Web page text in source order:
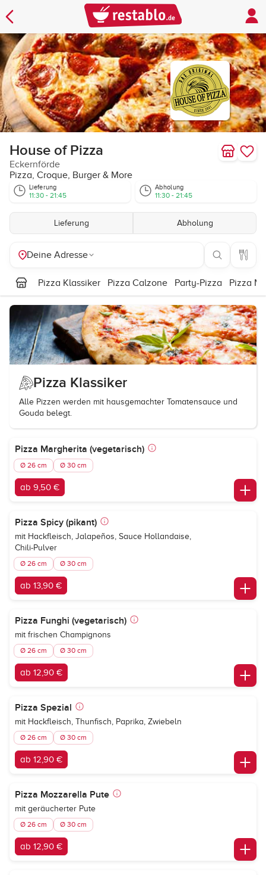
House of Pizza
Eckernförde
Pizza, Croque, Burger & More
Lieferung
11:30 - 21:45
Abholung
11:30 - 21:45
Lieferung Abholung
Deine Adresse
Pizza Klassiker Pizza Calzone Party-Pizza Pizza
Pizza Klassiker
Alle Pizzen werden mit hausgemachter Tomatensauce und
Gouda belegt.
Pizza Margherita (vegetarisch)
Ø 26 cm Ø 30 cm
ab 9,50 €
Pizza Spicy (pikant)
mit Hackfleisch, Jalapeños, Sauce Hollandaise,
Chili-Pulver
Ø 26 cm Ø 30 cm
ab 13,90 €
Pizza Funghi (vegetarisch)
mit frischen Champignons
Ø 26 cm Ø 30 cm
ab 12,90 €
Pizza Spezial
mit Hackfleisch, Thunfisch, Paprika, Zwiebeln
Ø 26 cm Ø 30 cm
ab 12,90 €
Pizza Mozzarella Pute
mit geräucherter Pute
Ø 26 cm Ø 30 cm
ab 12,90 €